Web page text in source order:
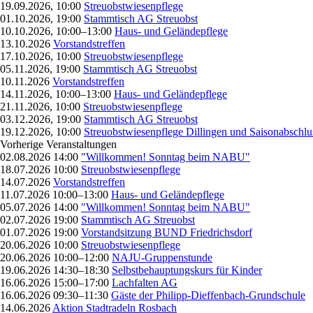
19.09.2026, 10:00 Streuobstwiesenpflege
01.10.2026, 19:00 Stammtisch AG Streuobst
10.10.2026, 10:00–13:00 Haus- und Geländepflege
13.10.2026 Vorstandstreffen
17.10.2026, 10:00 Streuobstwiesenpflege
05.11.2026, 19:00 Stammtisch AG Streuobst
10.11.2026 Vorstandstreffen
14.11.2026, 10:00–13:00 Haus- und Geländepflege
21.11.2026, 10:00 Streuobstwiesenpflege
03.12.2026, 19:00 Stammtisch AG Streuobst
19.12.2026, 10:00 Streuobstwiesenpflege Dillingen und
Vorherige Veranstaltungen
02.08.2026 14:00 "Willkommen! Sonntag beim NABU"
18.07.2026 10:00 Streuobstwiesenpflege
14.07.2026 Vorstandstreffen
11.07.2026 10:00–13:00 Haus- und Geländepflege
05.07.2026 14:00 "Willkommen! Sonntag beim NABU"
02.07.2026 19:00 Stammtisch AG Streuobst
01.07.2026 19:00 Vorstandsitzung BUND Friedrichsdorf
20.06.2026 10:00 Streuobstwiesenpflege
20.06.2026 10:00–12:00 NAJU-Gruppenstunde
19.06.2026 14:30–18:30 Selbstbehauptungskurs für Kinder
16.06.2026 15:00–17:00 Lachfalten AG
16.06.2026 09:30–11:30 Gäste der Philipp-Dieffenbach-Grundschule
14.06.2026 Aktion Stadtradeln Rosbach